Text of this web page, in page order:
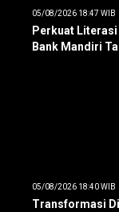
05/08/2026 18:47 WIB
Perkuat Literasi
Bank Mandiri
05/08/2026 18:40 WIB
Transformasi